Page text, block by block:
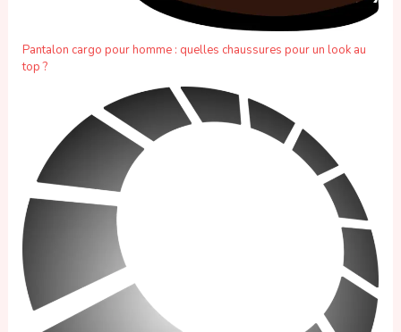
Pantalon cargo pour homme : quelles chaussures pour un look au
top ?